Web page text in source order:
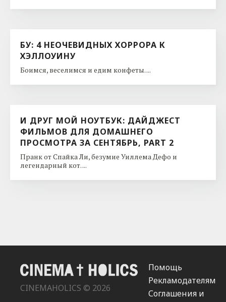
БУ: 4 НЕОЧЕВИДНЫХ ХОРРОРА К
ХЭЛЛОУИНУ
Боимся, веселимся и едим конфеты. ...
И ДРУГ МОЙ НОУТБУК: ДАЙДЖЕСТ
ФИЛЬМОВ ДЛЯ ДОМАШНЕГО
ПРОСМОТРА ЗА СЕНТЯБРЬ, PART 2
Пранк от Спайка Ли, безумие Уиллема Дефо и
легендарный кот. ...
CINEMAHOLICS © 2026
Помощь
Рекламодателям
Соглашения и